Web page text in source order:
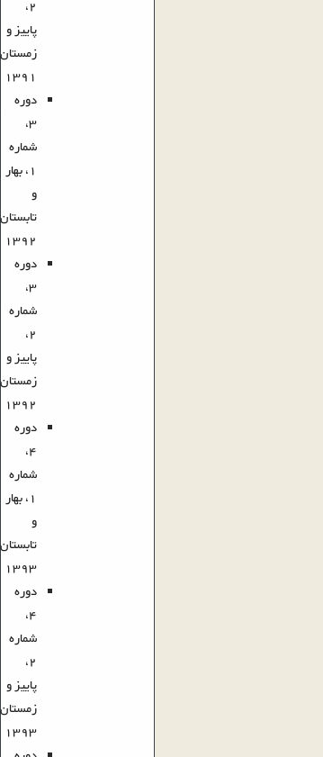
2،
پاییز و
زمستان
1391
دوره
3،
شماره
1، بهار
و
تابستان
1392
دوره
3،
شماره
2،
پاییز و
زمستان
1392
دوره
4،
شماره
1، بهار
و
تابستان
1393
دوره
4،
شماره
2،
پاییز و
زمستان
1393